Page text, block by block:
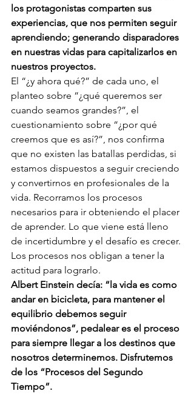
los protagonistas comparten sus
experiencias, que nos permiten seguir
aprendiendo; generando disparadores
en nuestras vidas para capitalizarlos en
nuestros proyectos.
El “¿y ahora qué?” de cada uno, el
planteo sobre “¿qué queremos ser
cuando seamos grandes?”, el
cuestionamiento sobre “¿por qué
creemos que es así?”, nos confirma
que no existen las batallas perdidas, si
estamos dispuestos a seguir creciendo
y convertirnos en profesionales de la
vida. Recorramos los procesos
necesarios para ir obteniendo el placer
de aprender. Lo que viene está lleno
de incertidumbre y el desafío es crecer.
Los procesos nos obligan a tener la
actitud para lograrlo.
Albert Einstein decía: “la vida es como
andar en bicicleta, para mantener el
equilibrio debemos seguir
moviéndonos”, pedalear es el proceso
para siempre llegar a los destinos que
nosotros determinemos. Disfrutemos
de los “Procesos del Segundo
Tiempo”.